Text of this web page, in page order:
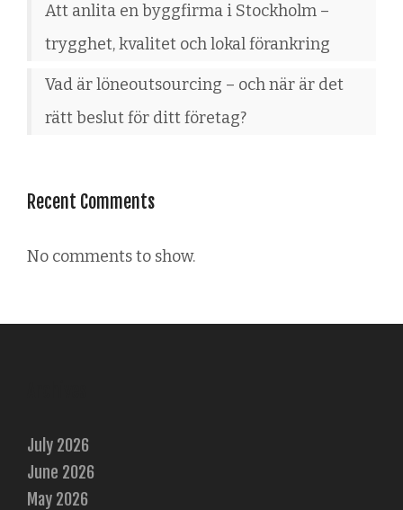
Att anlita en byggfirma i Stockholm –
trygghet, kvalitet och lokal förankring
Vad är löneoutsourcing – och när är det
rätt beslut för ditt företag?
Recent Comments
No comments to show.
July 2026
June 2026
May 2026